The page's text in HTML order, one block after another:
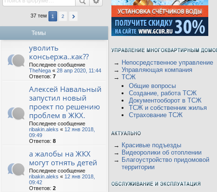
37 тем 1 2
Темы
уволить
консьержа..как??
Последнее сообщение
TheNega « 28 апр 2020, 11:44
Ответов: 7
Алексей Навальный
запустил новый
проект по решению
проблем в ЖКХ.
Последнее сообщение
ribakin.aleks « 12 янв 2018,
09:49
Ответов: 8
а жалобы на ЖКХ
могут отнять детей
Последнее сообщение
ribakin.aleks « 12 янв 2018,
09:42
Ответов: 2
→ Непосредственное управление
→ Управляющая компания
→ ТСЖ
Общие вопросы
Создание, работа ТСЖ
Документооборот в ТСЖ
ТСЖ и собственник жилья
Страхование ТСЖ
→ Красивые подъезды
→ Видеоролики об отоплении
→ Благоустройство придомовой
территории